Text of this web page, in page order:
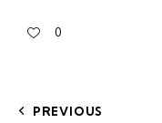
0
PREVIOUS